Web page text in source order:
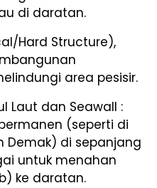
di daratan.
Hard Structure),
area pesisir.
Laut dan Seawall :
(seperti di
Demak) di sepanjang
untuk menahan
ke daratan.